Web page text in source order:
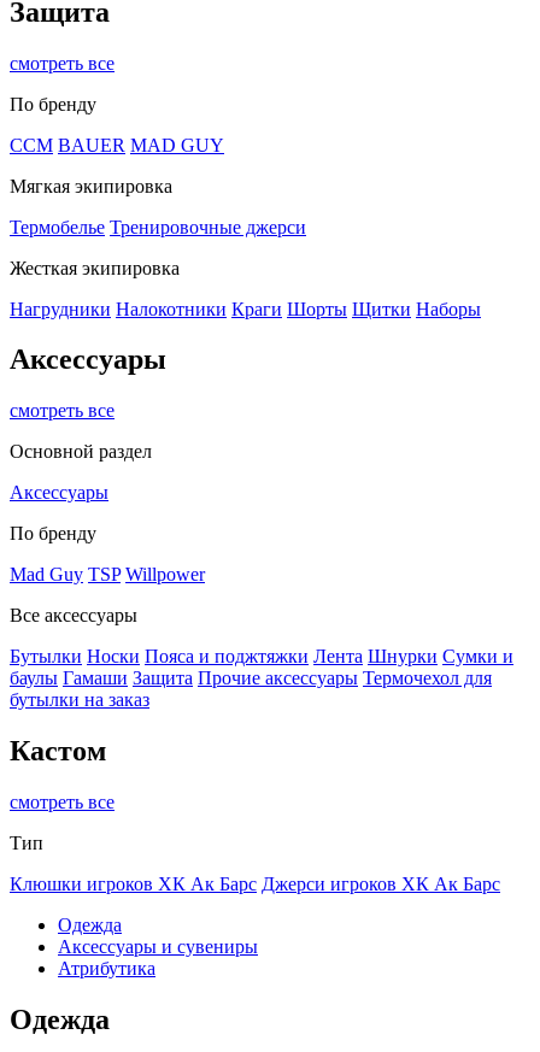
Защита
смотреть все
По бренду
CCM BAUER MAD GUY
Мягкая экипировка
Термобелье Тренировочные джерси
Жесткая экипировка
Нагрудники Налокотники Краги Шорты Щитки Наборы
Аксессуары
смотреть все
Основной раздел
Аксессуары
По бренду
Mad Guy TSP Willpower
Все аксессуары
Бутылки Носки Пояса и поджтяжки Лента Шнурки Сумки и
баулы Гамаши Защита Прочие аксессуары Термочехол для
бутылки на заказ
Кастом
смотреть все
Тип
Клюшки игроков ХК Ак Барс Джерси игроков ХК Ак Барс
Одежда
Аксессуары и сувениры
Атрибутика
Одежда